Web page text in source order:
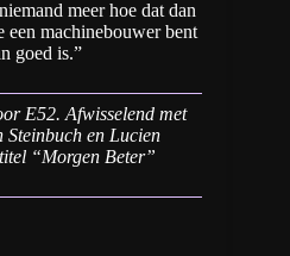
meer hoe dat dan
een machinebouwer bent
goed is.”
E52. Afwisselend met
Steinbuch en Lucien
“Morgen Beter”